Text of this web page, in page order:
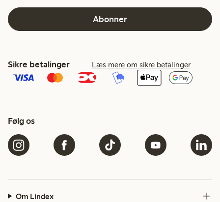
Abonner
Sikre betalinger Læs mere om sikre betalinger
Følg os
Om Lindex